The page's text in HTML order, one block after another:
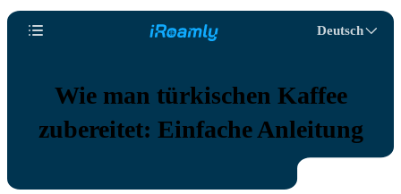
Deutsch
Wie man türkischen Kaffee
zubereitet: Einfache Anleitung